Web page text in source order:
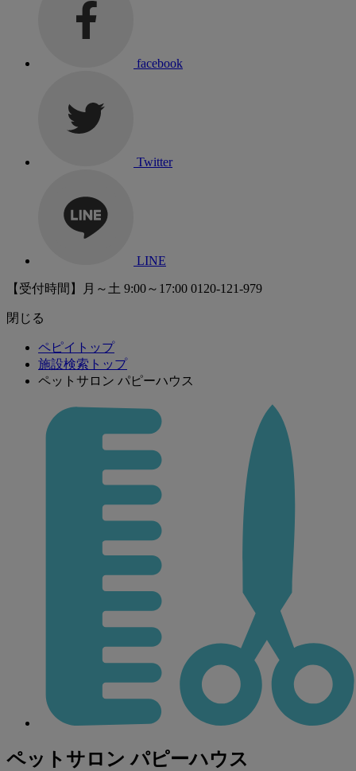
facebook
Twitter
LINE
【受付時間】月～土 9:00～17:00 0120-121-979
閉じる
ペピイトップ
施設検索トップ
ペットサロン パピーハウス
ペットサロン パピーハウス